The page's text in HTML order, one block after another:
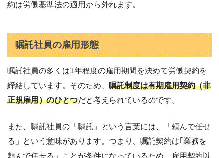
約は労働基準法の適用から外れます。
嘱託社員の雇用形態
嘱託社員の多くは1年程度の雇用期間を決めて労働契約を
締結しています。そのため、 嘱託制度は有期雇用契約（非
正規雇用）のひとつだと考えられているのです。
また、嘱託社員の「嘱託」という言葉には、「頼んで任せ
る」という意味があります。つまり、嘱託契約は｢業務を
頼んで任せる」ことが条件になっているため、雇用契約以